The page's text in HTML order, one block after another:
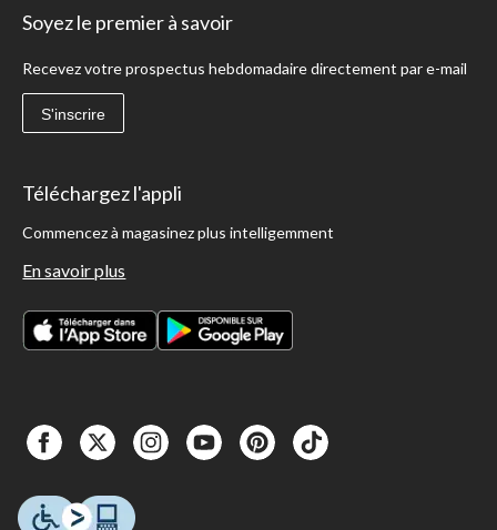
Soyez le premier à savoir
Recevez votre prospectus hebdomadaire directement par e-mail
S'inscrire
Téléchargez l'appli
Commencez à magasinez plus intelligemment
En savoir plus